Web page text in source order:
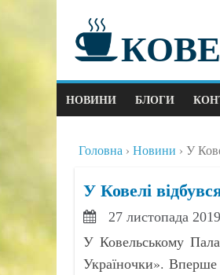
НОВИНИ БЛОГИ
Головна Новини У
У Ковелі
27 листопада
У Ковельському
Україночки». Вперше